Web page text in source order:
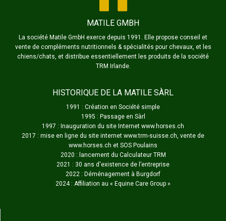
MATILE GMBH
La société Matile GmbH exerce depuis 1991. Elle propose conseil et
vente de compléments nutritionnels & spécialités pour chevaux, et les
chiens/chats, et distribue essentiellement les produits de la société
TRM Irlande.
HISTORIQUE DE LA MATILE SÀRL
1991 : Création en Société simple
1995 : Passage en Sàrl
1997 : Inauguration du site Internet www.horses.ch
2017 : mise en ligne du site internet www.trm-suisse.ch, vente de
www.horses.ch et SOS Poulains
2020 : lancement du Calculateur TRM
2021 : 30 ans d'existence de l’entreprise
2022 : Déménagement à Burgdorf
2024 : Affiliation au « Equine Care Group »